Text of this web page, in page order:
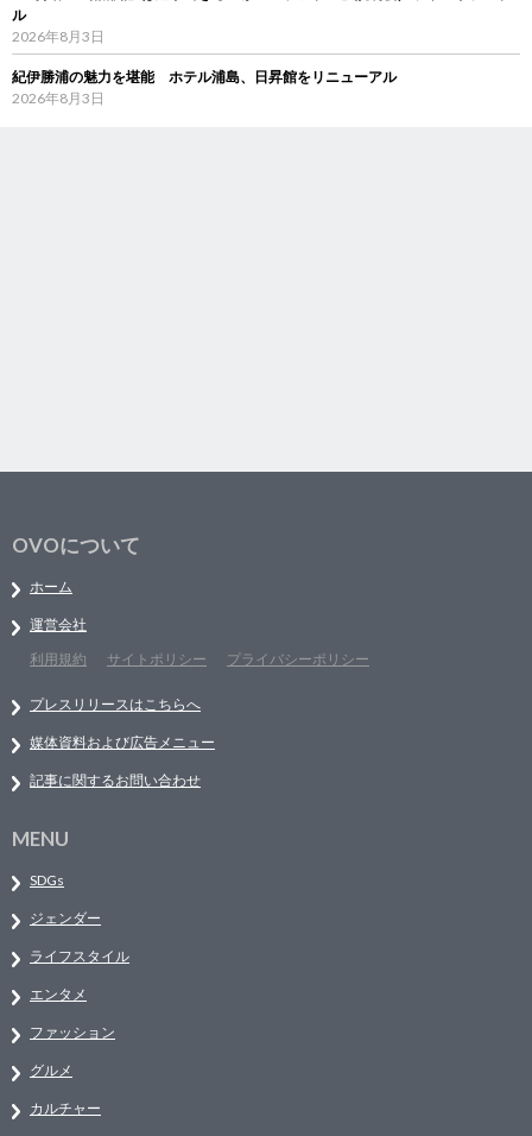
ル
2026年8月3日
紀伊勝浦の魅力を堪能 ホテル浦島、日昇館をリニューアル
2026年8月3日
OVOについて
ホーム
運営会社
利用規約
サイトポリシー プライバシーポリシー
プレスリリースはこちらへ
媒体資料および広告メニュー
記事に関するお問い合わせ
MENU
SDGs
ジェンダー
ライフスタイル
エンタメ
ファッション
グルメ
カルチャー